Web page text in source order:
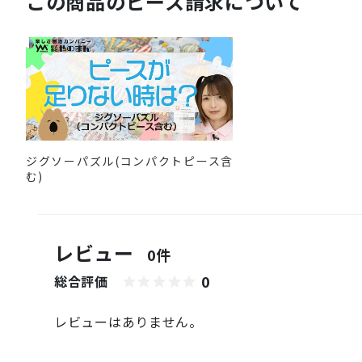
ジグソーパズル(コンパクトピース含
む)
レビュー 0件
総合評価 0
レビューはありません。